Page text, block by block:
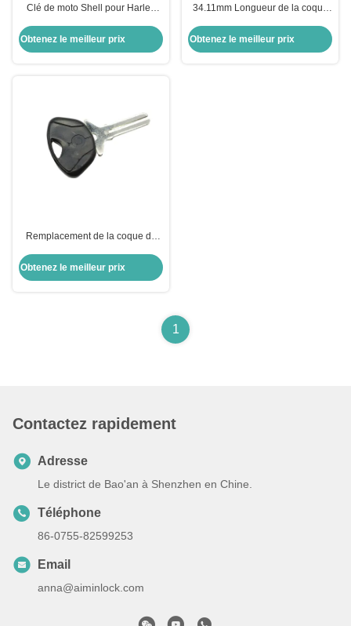
Clé de moto Shell pour Harley
arley moto
Obtenez le meilleur prix
34.11mm Longueur de la coque
Davidson Keyblade Droite Slots
côte double
Obtenez le meilleur prix
Remplacement de la coque du
Moto
Obtenez le meilleur prix
1
Contactez rapidement
Adresse
Le district de Bao'an à Shenzhen en Chine.
Téléphone
86-0755-82599253
Email
anna@aiminlock.com